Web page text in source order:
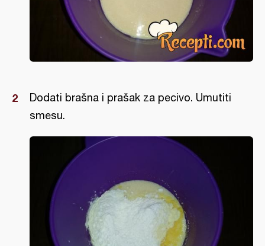
Dodati brašna i prašak za pecivo. Umutiti
smesu.